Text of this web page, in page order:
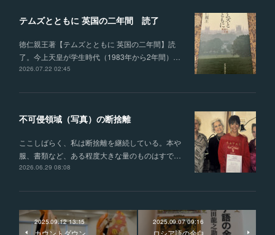
テムズとともに 英国の二年間 読了
徳仁親王著【テムズとともに 英国の二年間】読
了。今上天皇が学生時代（1983年から2年間）…
2026.07.22 02:45
不可侵領域（写真）の断捨離
ここしばらく、私は断捨離を継続している。本や
服、書類など、ある程度大きな量のものはすで…
2026.06.29 08:08
2025.09.12 13:15 2025.09.07 09:16